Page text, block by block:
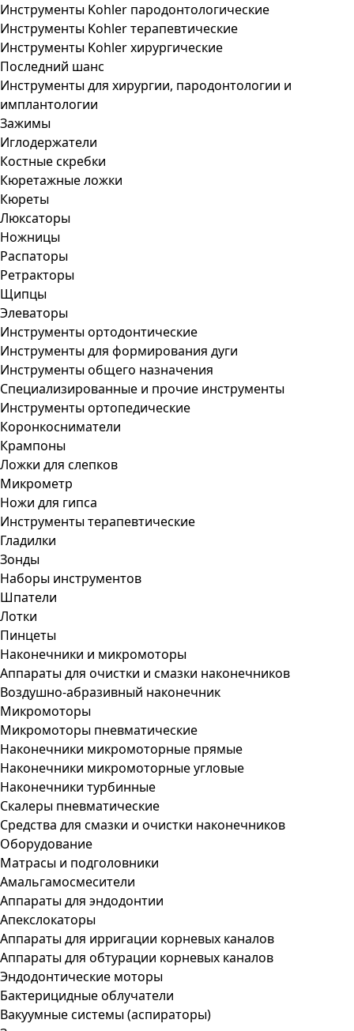
Инструменты Kohler пародонтологические
Инструменты Kohler терапевтические
Инструменты Kohler хирургические
Последний шанс
Инструменты для хирургии, пародонтологии и
имплантологии
Зажимы
Иглодержатели
Костные скребки
Кюретажные ложки
Кюреты
Люксаторы
Ножницы
Распаторы
Ретракторы
Щипцы
Элеваторы
Инструменты ортодонтические
Инструменты для формирования дуги
Инструменты общего назначения
Специализированные и прочие инструменты
Инструменты ортопедические
Коронкосниматели
Крампоны
Ложки для слепков
Микрометр
Ножи для гипса
Инструменты терапевтические
Гладилки
Зонды
Наборы инструментов
Шпатели
Лотки
Пинцеты
Наконечники и микромоторы
Аппараты для очистки и смазки наконечников
Воздушно-абразивный наконечник
Микромоторы
Микромоторы пневматические
Наконечники микромоторные прямые
Наконечники микромоторные угловые
Наконечники турбинные
Скалеры пневматические
Средства для смазки и очистки наконечников
Оборудование
Матрасы и подголовники
Амальгамосмесители
Аппараты для эндодонтии
Апекслокаторы
Аппараты для ирригации корневых каналов
Аппараты для обтурации корневых каналов
Эндодонтические моторы
Бактерицидные облучатели
Вакуумные системы (аспираторы)